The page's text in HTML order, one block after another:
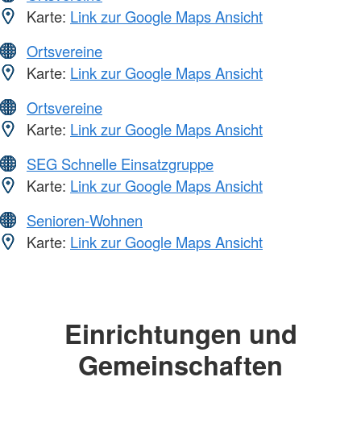
Karte: Link zur Google Maps Ansicht
Ortsvereine
Karte: Link zur Google Maps Ansicht
Ortsvereine
Karte: Link zur Google Maps Ansicht
SEG Schnelle Einsatzgruppe
Karte: Link zur Google Maps Ansicht
Senioren-Wohnen
Karte: Link zur Google Maps Ansicht
Einrichtungen und
Gemeinschaften